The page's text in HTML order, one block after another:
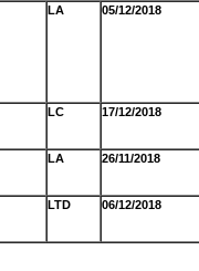
LA 05/12/2018
LC 17/12/2018
LA 26/11/2018
LTD 06/12/2018